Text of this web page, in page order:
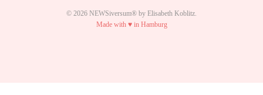
© 2026 NEWSiversum® by Elisabeth Koblitz.
Made with ♥ in Hamburg